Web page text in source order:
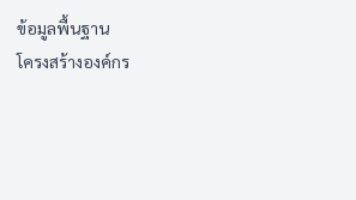
ข้อมูลพื้นฐาน
โครงสร้างองค์กร